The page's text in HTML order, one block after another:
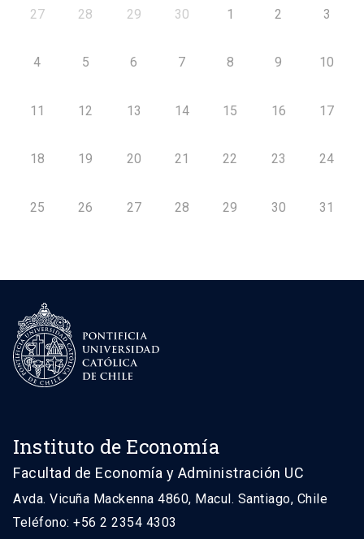
27 28 29 30 1 2 3
4 5 6 7 8 9 10
11 12 13 14 15 16 17
18 19 20 21 22 23 24
25 26 27 28 29 30 31
Instituto de Economía
Facultad de Economía y Administración UC
Avda. Vicuña Mackenna 4860, Macul. Santiago, Chile
Teléfono: +56 2 2354 4303